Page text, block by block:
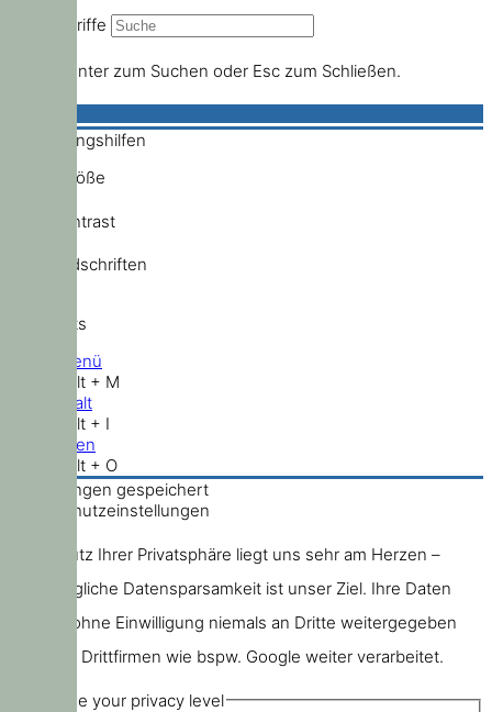
Suchbegriffe
Drücke Enter zum Suchen oder Esc zum Schließen.
Bedienungshilfen
Schriftgröße
Hochkontrast
Standardschriften
Shortcuts
Hauptmenü
Shift + Alt + M
Zum Inhalt
Shift + Alt + I
Nach oben
Shift + Alt + O
Einstellungen gespeichert
Datenschutzeinstellungen
Der Schutz Ihrer Privatsphäre liegt uns sehr am Herzen –
größtmögliche Datensparsamkeit ist unser Ziel. Ihre Daten
werden ohne Einwilligung niemals an Dritte weitergegeben
oder von Drittfirmen wie bspw. Google weiter verarbeitet.
Choose your privacy level